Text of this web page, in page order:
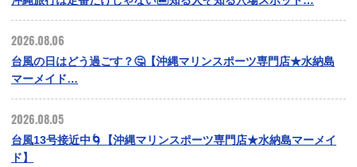
2026.08.06
台風の日はどう過ごす？🤔【沖縄マリンスポーツ専門店★水納島
マーメイド…
2026.08.05
台風13号接近中🌀【沖縄マリンスポーツ専門店★水納島マーメイ
ド】